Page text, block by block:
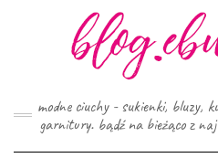
modne ciuchy - sukienki, bluzy,
garnitury. bądź na bieżąco z